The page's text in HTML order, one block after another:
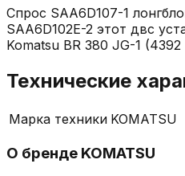
Спрос SAA6D107-1
SAA6D102E-2 этот двс
Komatsu BR 380 JG-1
Технические
Марка техники KOMATSU
О бренде KOMATSU